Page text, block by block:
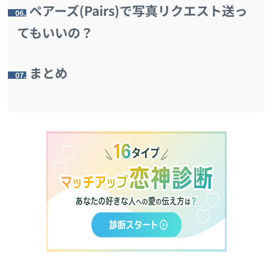
6. ペアーズ(Pairs)で写真リクエスト送っ
てもいいの？
7. まとめ